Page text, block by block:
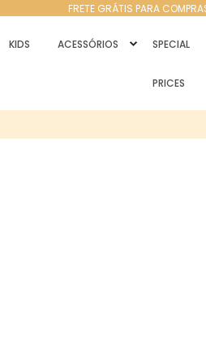
FRETE GRÁTIS PARA
KIDS ACESSÓRIOS SPECIAL
PRICES